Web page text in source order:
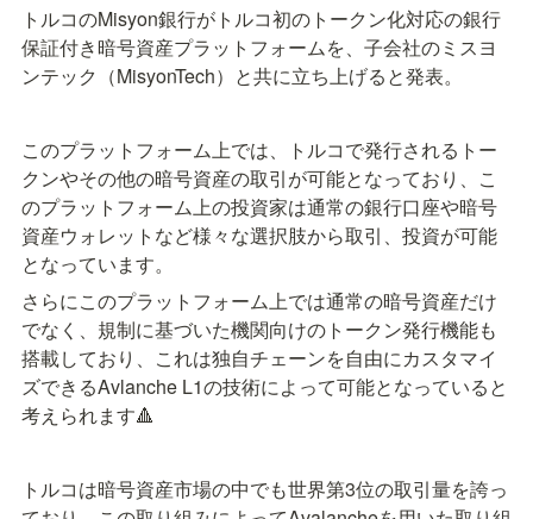
トルコのMisyon銀行がトルコ初のトークン化対応の銀行
保証付き暗号資産プラットフォームを、子会社のミスヨ
ンテック（MisyonTech）と共に立ち上げると発表。
このプラットフォーム上では、トルコで発行されるトー
クンやその他の暗号資産の取引が可能となっており、こ
のプラットフォーム上の投資家は通常の銀行口座や暗号
資産ウォレットなど様々な選択肢から取引、投資が可能
となっています。
さらにこのプラットフォーム上では通常の暗号資産だけ
でなく、規制に基づいた機関向けのトークン発行機能も
搭載しており、これは独自チェーンを自由にカスタマイ
ズできるAvlanche L1の技術によって可能となっていると
考えられます🔺
トルコは暗号資産市場の中でも世界第3位の取引量を誇っ